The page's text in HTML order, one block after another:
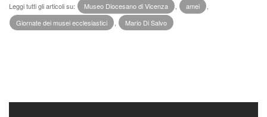
Leggi tutti gli articoli su: Museo Diocesano di Vicenza amei
Giornate dei musei ecclesiastici
Mario Di Salvo